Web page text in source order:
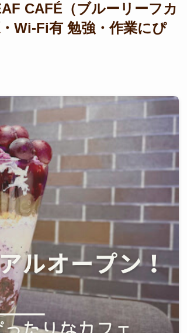
CAFÉ（ブルーリーフカ
Wi-Fi有 勉強・作業にぴ